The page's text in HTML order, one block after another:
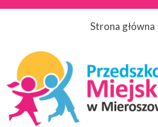
Strona główna